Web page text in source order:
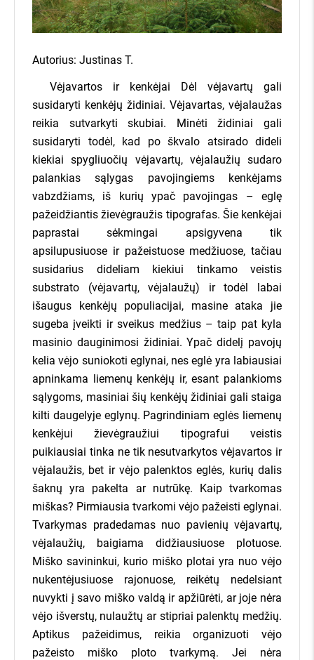
Autorius: Justinas T.
Vėjavartos ir kenkėjai Dėl vėjavartų gali
susidaryti kenkėjų židiniai. Vėjavartas, vėjalaužas
reikia sutvarkyti skubiai. Minėti židiniai gali
susidaryti todėl, kad po škvalo atsirado dideli
kiekiai spygliuočių vėjavartų, vėjalaužių sudaro
palankias sąlygas pavojingiems kenkėjams
vabzdžiams, iš kurių ypač pavojingas – eglę
pažeidžiantis žievėgraužis tipografas. Šie kenkėjai
paprastai sėkmingai apsigyvena tik
apsilupusiuose ir pažeistuose medžiuose, tačiau
susidarius dideliam kiekiui tinkamo veistis
substrato (vėjavartų, vėjalaužų) ir todėl labai
išaugus kenkėjų populiacijai, masine ataka jie
sugeba įveikti ir sveikus medžius – taip pat kyla
masinio dauginimosi židiniai. Ypač didelį pavojų
kelia vėjo suniokoti eglynai, nes eglė yra labiausiai
apninkama liemenų kenkėjų ir, esant palankioms
sąlygoms, masiniai šių kenkėjų židiniai gali staiga
kilti daugelyje eglynų. Pagrindiniam eglės liemenų
kenkėjui žievėgraužiui tipografui veistis
puikiausiai tinka ne tik nesutvarkytos vėjavartos ir
vėjalaužis, bet ir vėjo palenktos eglės, kurių dalis
šaknų yra pakelta ar nutrūkę. Kaip tvarkomas
miškas? Pirmiausia tvarkomi vėjo pažeisti eglynai.
Tvarkymas pradedamas nuo pavienių vėjavartų,
vėjalaužių, baigiama didžiausiuose plotuose.
Miško savininkui, kurio miško plotai yra nuo vėjo
nukentėjusiuose rajonuose, reikėtų nedelsiant
nuvykti į savo miško valdą ir apžiūrėti, ar joje nėra
vėjo išverstų, nulaužtų ar stipriai palenktų medžių.
Aptikus pažeidimus, reikia organizuoti vėjo
pažeisto miško ploto tvarkymą. Jei nėra
Klausiate, kaip tai veikia?
užklausą, įvesdami savo miško
sklypo kadastrinį numerį bei savo
kontaktus.
Pateiksime ir išsiųsime Jūsų
miško pasiūlymą daugiau nei 400
įmonių visoje Lietuvoje.
Įmonės, kurioms Jūsų miškas
aktualus, sistemoje pateiks savo
kainas, o visą informaciją apie jų
kainų pasiūlymus iškart gausite
el. paštu, bei SMS žinutėmis!
GAUTI KAINŲ PASIŪLYMUS
Miško savininkams - nemokamai!
7 dienas įmonės varžysis dėl Jūsų miško
Kainų pasiūlymus gausite SMS žinute
Jokių įsipareigojimų parduoti
Daugiau nei 400 miškininkystės įmonių
apie mus kalba: